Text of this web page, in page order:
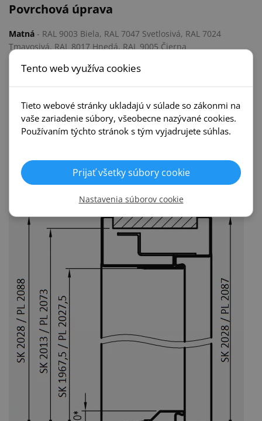
Povrchová úprava
Matná - RAL 9003 Biela, RAL 7047 Svetlosivá, RAL 7024
Tmavosivá, RAL 8017 Hnedá, RAL 9005 Čierna
Pololesklá
- RAL 9003 Biela, RAL 1001 Béžová, RAL 7047
Svetlosivá, RAL 7024 Tmavosivá, RAL 8017 Hnedá, RAL 9005
Čierna
Zárubňa zahŕňa:
Tesnenie
Otvory pre 3 pánty
Nákres zárubne
Tento web využíva cookies
Tieto webové stránky ukladajú v súlade so zákonmi na
vaše zariadenie súbory, všeobecne nazývané cookies.
Používaním týchto stránok s tým vyjadrujete súhlas.
Prijať všetky súbory cookie
Nastavenia súborov cookie